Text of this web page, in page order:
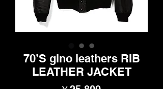
70’S gino leathers RIB
LEATHER JACKET